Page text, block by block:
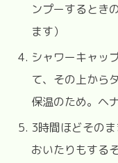
ンプーするとき
ます）
シャワーキャッ
て、その上から
保温のため。ヘ
3時間ほどその
おいたりもする